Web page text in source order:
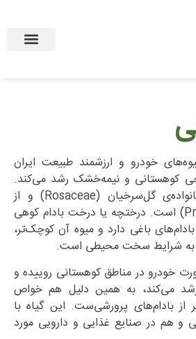
خودرو و ارزشمند طبیعت ایران
کوهستانی و نیمه‌خشک رشد می‌کند.
این گیاه بومی، از خانواده‌ی گل‌سرخیان (Rosaceae) و از
سرده‌ی بادام‌ها (Prunus) است. درختچه یا درخت بادام کوهی
بادام‌های باغی دارد و میوه آن کوچک‌تر،
به شرایط سخت محیطی است.
خودرو در مناطق کوهستانی روییده و
می‌کند، به همین دلیل هم خواص
از بادام‌های پرورشی‌ست. این گیاه با
هم در صنایع غذایی و دارویی مورد